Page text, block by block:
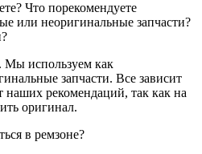
Что порекомендуете
или неоригинальные запчасти?
Мы используем как
запчасти. Все зависит
наших рекомендаций, так как на
оригинал.
в ремзоне?